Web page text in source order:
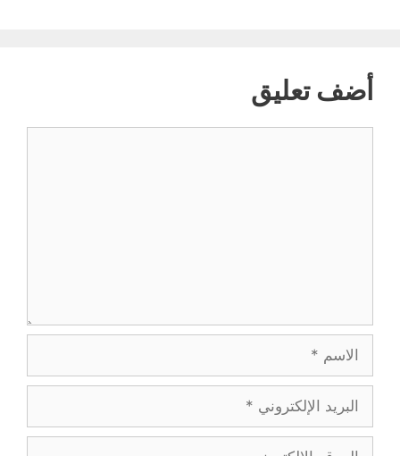
أضف تعليق
الاسم
البريد
الإلكتروني
الموقع